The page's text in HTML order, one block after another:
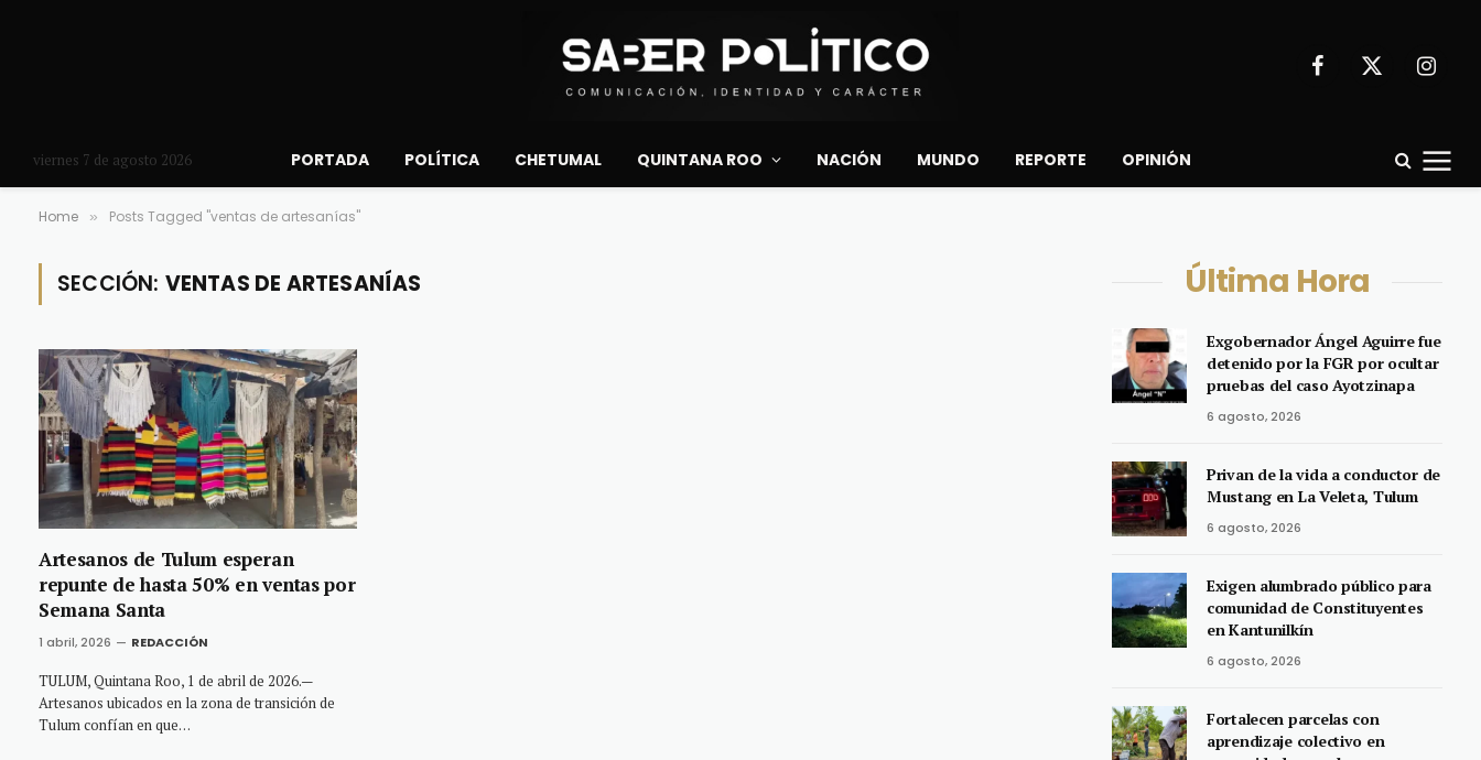
Facebook
X
viernes 7 de agosto 2026 PORTADA POLÍTICA CHETUMAL QUINTANA ROO NACIÓN MUNDO REPORTE OPINIÓN
Home » Posts Tagged "ventas de artesanías"
SECCIÓN: VENTAS DE ARTESANÍAS
Artesanos de Tulum esperan
repunte de hasta 50% en ventas por
Semana Santa
1 abril, 2026 REDACCIÓN
TULUM, Quintana Roo, 1 de abril de 2026.—
Artesanos ubicados en la zona de transición de
Tulum confían en que…
Última Hora
Exgobernador Ángel Aguirre fue
detenido por la FGR por ocultar
pruebas del caso Ayotzinapa
6 agosto, 2026
Privan de la vida a conductor de
Mustang en La Veleta, Tulum
6 agosto, 2026
Exigen alumbrado público para
comunidad de Constituyentes
en Kantunilkín
6 agosto, 2026
Fortalecen parcelas con
aprendizaje colectivo en